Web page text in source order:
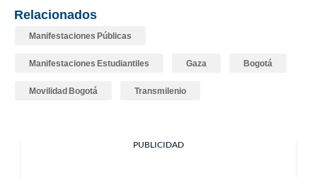
Relacionados
Manifestaciones Públicas
Manifestaciones Estudiantiles Gaza Bogotá
Movilidad Bogotá Transmilenio
PUBLICIDAD